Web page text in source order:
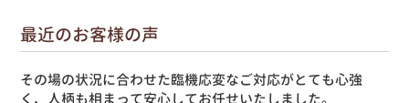
最近のお客様の声
その場の状況に合わせた臨機応変なご対応がとても心強
く、人柄も相まって安心してお任せいたしました。